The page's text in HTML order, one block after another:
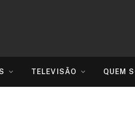
TELEVISÃO QUEM